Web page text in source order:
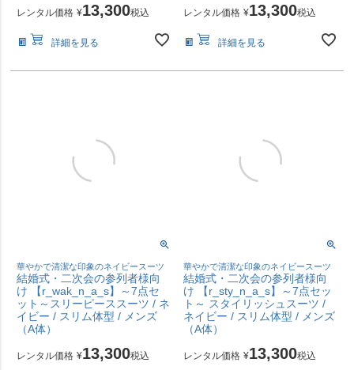
レンタル価格 ¥13,300税込
詳細を見る
レンタル価格 ¥13,300税込
詳細を見る
華やかで清潔な印象のネイビースーツ
結婚式・二次会の参列者様向
け 【r_wak_n_a_s】～7点セ
ット～スリーピーススーツ / ネ
イビー / スリム体型 / メンズ
（A体）
レンタル価格 ¥13,300税込
華やかで清潔な印象のネイビースーツ
結婚式・二次会の参列者様向
け 【r_sty_n_a_s】～7点セッ
ト～ スタイリッシュスーツ /
ネイビー / スリム体型 / メンズ
（A体）
レンタル価格 ¥13,300税込